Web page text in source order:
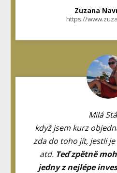
Zuzana
https://
Milá
když jsem kurz
zda do toho jít, jestli
atd. Teď zpětně
jedny z nejlépe